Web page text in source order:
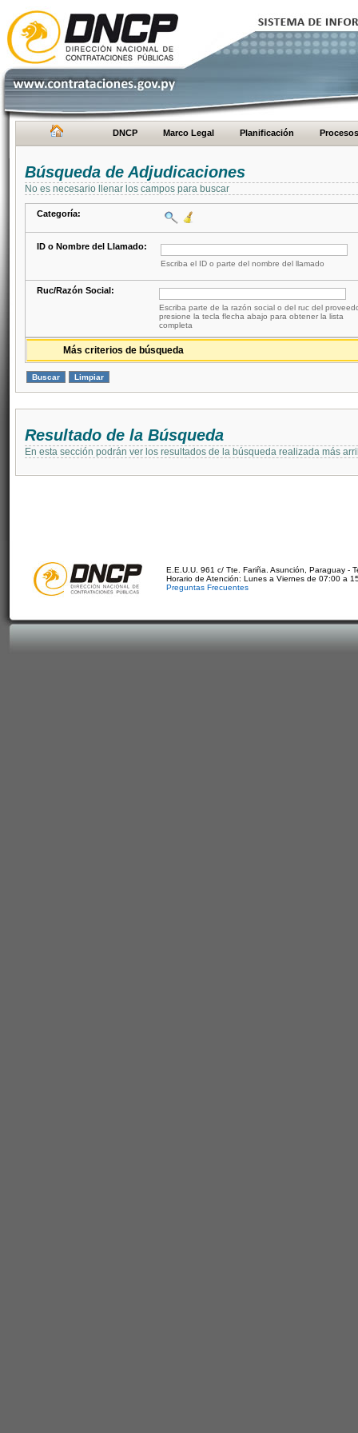
DNCP Marco Legal Planificación Procesos
Búsqueda de Adjudicaciones
No es necesario llenar los campos para buscar
Categoría:
ID o Nombre del Llamado:
Escriba el ID o parte del nombre del llamado
Ruc/Razón Social:
Escriba parte de la razón social o del ruc del
presione la tecla flecha abajo para obtener la lista
completa
Más criterios de búsqueda
Resultado de la Búsqueda
En esta sección podrán ver los resultados de la búsqueda realizada más
E.E.U.U. 961 c/ Tte. Fariña. Asunción, Paraguay -
Horario de Atención: Lunes a Viernes de 07:00 a
Preguntas Frecuentes